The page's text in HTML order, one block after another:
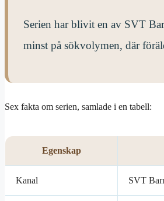
Serien har blivit en av SVT
minst på sökvolymen, där
Sex fakta om serien, samlade i en tabell:
Egenskap
Kanal SVT